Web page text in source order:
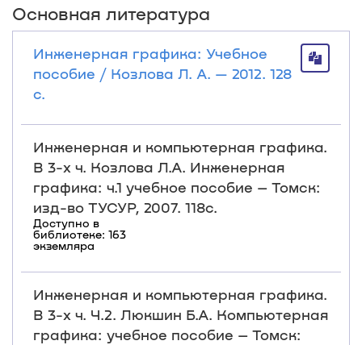
Основная литература
Инженерная графика: Учебное
пособие / Козлова Л. А. — 2012. 128
с.
Инженерная и компьютерная графика.
В 3-х ч. Козлова Л.А. Инженерная
графика: ч.1 учебное пособие – Томск:
изд-во ТУСУР, 2007. 118с.
Доступно в
библиотеке: 163
экземляра
Инженерная и компьютерная графика.
В 3-х ч. Ч.2. Люкшин Б.А. Компьютерная
графика: учебное пособие – Томск: